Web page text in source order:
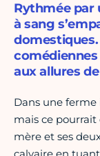
Rythmée par
à sang
aux allures
Dans une ferme
mais ce pourrait
mère et ses